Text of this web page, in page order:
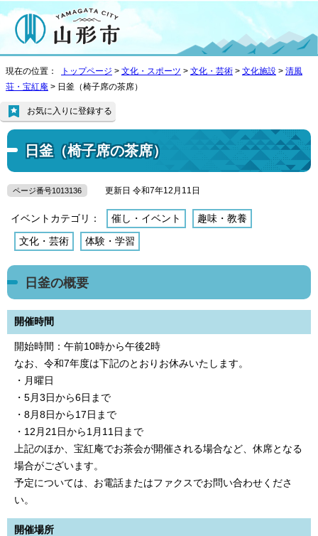
現在の位置： トップページ > 文化・スポーツ > 文化・芸術 > 文化施設 > 清風
荘・宝紅庵 > 日釜（椅子席の茶席）
日釜（椅子席の茶席）
お気に入りに登録する
ページ番号1013136 更新日 令和7年12月11日
イベントカテゴリ： 催し・イベント 趣味・教養
文化・芸術 体験・学習
日釜の概要
開催時間
開始時間：午前10時から午後2時
なお、令和7年度は下記のとおりお休みいたします。
・月曜日
・5月3日から6日まで
・8月8日から17日まで
・12月21日から1月11日まで
上記のほか、宝紅庵でお茶会が開催される場合など、休席となる
場合がございます。
予定については、お電話またはファクスでお問い合わせくださ
い。
開催場所